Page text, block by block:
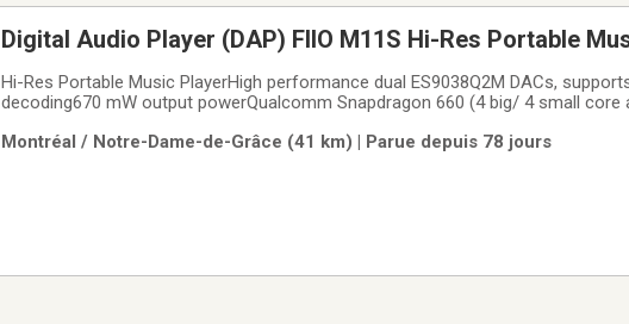
Digital Audio Player (DAP) FIIO M11S Hi-Res
Hi-Res Portable Music PlayerHigh performance dual ES9038Q2M DACs,
decoding670 mW output powerQualcomm Snapdragon 660 (4 big/ 4 small core
storage + up to 2TB Micro SD cardRoon readySupports
Montréal / Notre-Dame-de-Grâce (41 km) | Parue depuis 78 jours